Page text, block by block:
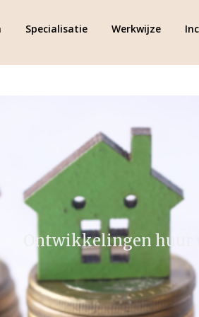
Specialisatie Werkwijze
Ontwikkelingen